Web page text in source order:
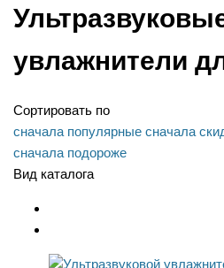
увлажнители
Сортировать по
сначала популярные сначала
сначала подороже
Вид каталога